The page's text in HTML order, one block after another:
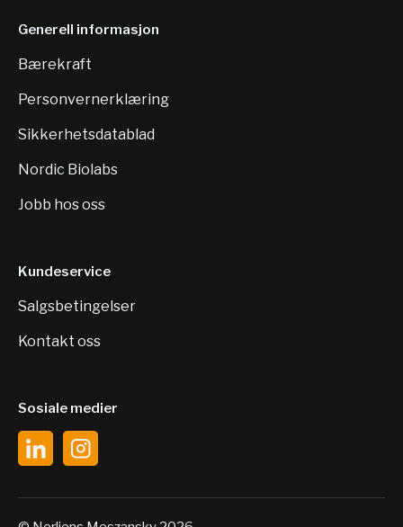
Generell informasjon
Bærekraft
Personvernerklæring
Sikkerhetsdatablad
Nordic Biolabs
Jobb hos oss
Kundeservice
Salgsbetingelser
Kontakt oss
Sosiale medier